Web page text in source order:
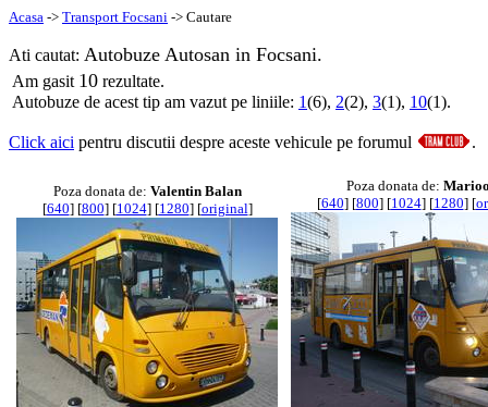
Acasa -> Transport Focsani -> Cautare
Ati cautat: Autobuze Autosan in Focsani.
Am gasit 10 rezultate.
Autobuze de acest tip am vazut pe liniile: 1(6), 2(2), 3(1), 10(1).
Click aici pentru discutii despre aceste vehicule pe forumul .
Poza donata de: Valentin Balan
[640] [800] [1024] [1280] [original]
Poza donata de:
[640] [800] [1024] [1280] [